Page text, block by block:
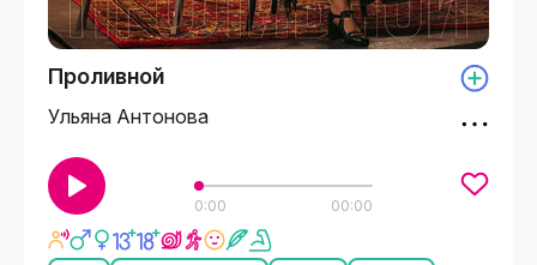
Проливной
Ульяна Антонова
0:00 00:00